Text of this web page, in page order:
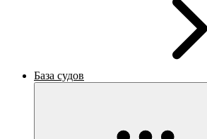
База судов